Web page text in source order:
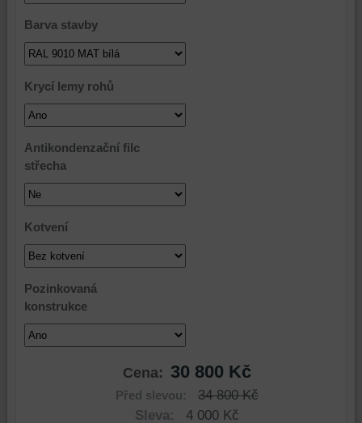
Barva stavby
Krycí lemy rohů
Antikondenzační filc
střecha
Kotvení
Pozinkovaná
konstrukce
Cena: 30 800 Kč
Před slevou:
34 800 Kč
Sleva:
4 000 Kč